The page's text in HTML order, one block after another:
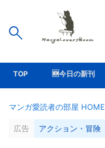
TOP 🆕今日の新刊
マンガ愛読者の部屋 HOME
広告 アクション・冒険